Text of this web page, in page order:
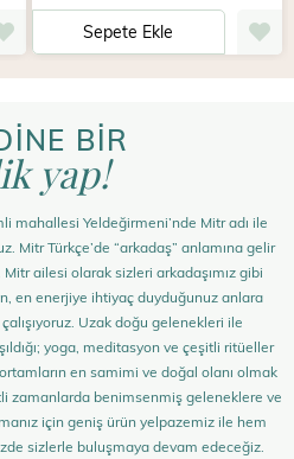
Sepete Ekle
BİR
yap!
mahallesi Yeldeğirmeni’nde Mitr adı ile
Mitr Türkçe’de “arkadaş” anlamına gelir
ailesi olarak sizleri arkadaşımız gibi
en enerjiye ihtiyaç duyduğunuz anlara
Uzak doğu gelenekleri ile
yoga, meditasyon ve çeşitli ritüeller
en samimi ve doğal olanı olmak
zamanlarda benimsenmiş geleneklere ve
için geniş ürün yelpazemiz ile hem
sizlerle buluşmaya devam edeceğiz.